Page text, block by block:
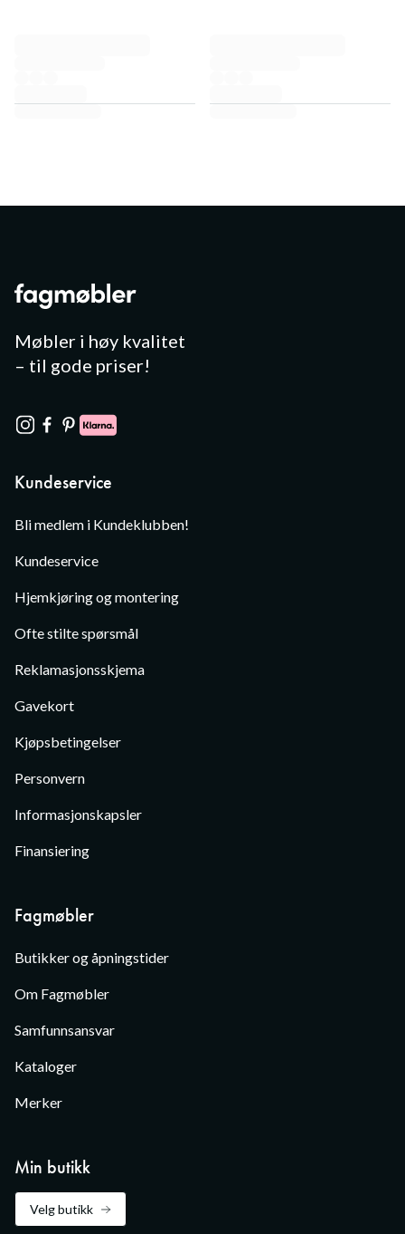
Møbler i høy kvalitet
– til gode priser!
Kundeservice
Bli medlem i Kundeklubben!
Kundeservice
Hjemkjøring og montering
Ofte stilte spørsmål
Reklamasjonsskjema
Gavekort
Kjøpsbetingelser
Personvern
Informasjonskapsler
Finansiering
Fagmøbler
Butikker og åpningstider
Om Fagmøbler
Samfunnsansvar
Kataloger
Merker
Min butikk
Velg butikk